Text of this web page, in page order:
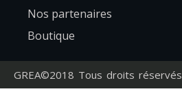
Nos partenaires
Boutique
GREA©2018 Tous droits réservés